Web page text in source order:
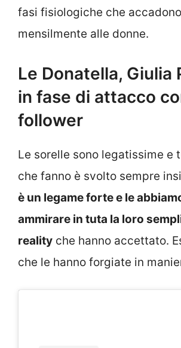
fasi fisiologiche che accadono
mensilmente alle donne.
Le Donatella, Giulia
in fase di attacco
follower
Le sorelle sono legatissime e
che fanno è svolto sempre
è un legame forte e le
ammirare in tuta la loro
reality che hanno accettato.
che le hanno forgiate in